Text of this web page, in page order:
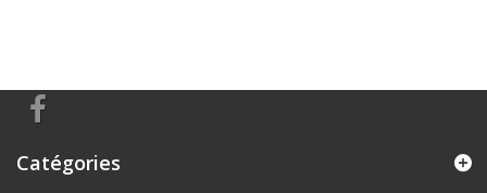
Catégories